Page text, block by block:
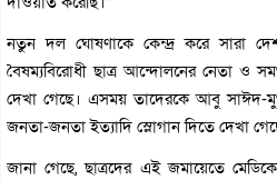
নতুন দল ঘোষণাকে কেন্দ্র করে সারা
বৈষম্যবিরোধী ছাত্র আন্দোলনের নেতা ও
দেখা গেছে। এসময় তাদেরকে আবু সাঈদ-
জনতা-জনতা ইত্যাদি স্লোগান দিতে দেখা
জানা গেছে, ছাত্রদের এই জমায়েতে